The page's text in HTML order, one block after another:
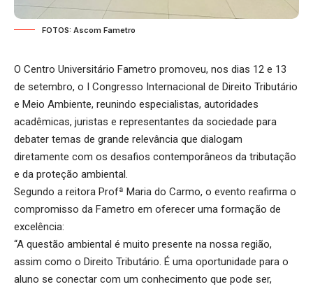
FOTOS: Ascom Fametro
O Centro Universitário Fametro promoveu, nos dias 12 e 13
de setembro, o I Congresso Internacional de Direito Tributário
e Meio Ambiente, reunindo especialistas, autoridades
acadêmicas, juristas e representantes da sociedade para
debater temas de grande relevância que dialogam
diretamente com os desafios contemporâneos da tributação
e da proteção ambiental.
Segundo a reitora Profª Maria do Carmo, o evento reafirma o
compromisso da Fametro em oferecer uma formação de
excelência:
“A questão ambiental é muito presente na nossa região,
assim como o Direito Tributário. É uma oportunidade para o
aluno se conectar com um conhecimento que pode ser,